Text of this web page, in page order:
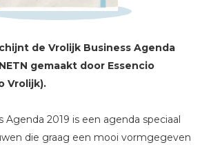
de Vrolijk Business Agenda
gemaakt door Essencio
Vrolijk).
Agenda 2019 is een agenda speciaal
die graag een mooi vormgegeven